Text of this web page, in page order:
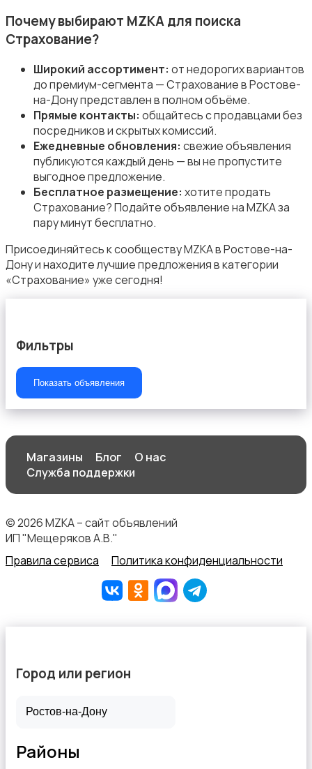
Маркетинг и реклама
Медицина
Начало карьеры
Перевозки, склад, закупки
Почему выбирают MZKA для поиска
Страхование?
Широкий ассортимент: от недорогих вариантов
до премиум-сегмента — Страхование в Ростове-
на-Дону представлен в полном объёме.
Прямые контакты: общайтесь с продавцами без
посредников и скрытых комиссий.
Ежедневные обновления: свежие объявления
публикуются каждый день — вы не пропустите
выгодное предложение.
Бесплатное размещение: хотите продать
Страхование? Подайте объявление на MZKA за
пару минут бесплатно.
Присоединяйтесь к сообществу MZKA в Ростове-на-
Дону и находите лучшие предложения в категории
«Страхование» уже сегодня!
Фильтры
Показать объявления
Магазины Блог
О нас
Служба поддержки
© 2026 MZKA – сайт объявлений
ИП "Мещеряков А.В."
Правила сервиса
Политика конфиденциальности
Город или регион
Районы